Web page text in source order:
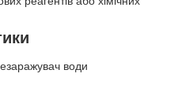
води